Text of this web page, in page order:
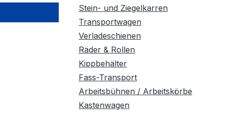
Stein- und Ziegelkarren
Transportwagen
Verladeschienen
Räder & Rollen
Kippbehälter
Fass-Transport
Arbeitsbühnen / Arbeitskörbe
Kastenwagen